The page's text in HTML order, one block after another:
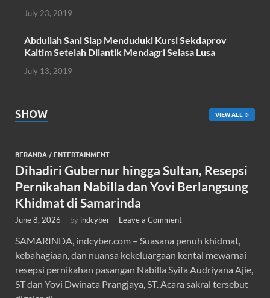
July 23, 2019
Abdullah Sani Siap Menduduki Kursi Sekdaprov
Kaltim Setelah Dilantik Mendagri Selasa Lusa
July 13, 2019
SHOW VIEW ALL
BERANDA / ENTERTAINMENT
Dihadiri Gubernur hingga Sultan, Resepsi
Pernikahan Nabilla dan Yovi Berlangsung
Khidmat di Samarinda
June 8, 2026 - by indcyber - Leave a Comment
SAMARINDA, indcyber.com – Suasana penuh khidmat,
kebahagiaan, dan nuansa kekeluargaan kental mewarnai
resepsi pernikahan pasangan Nabilla Syifa Audriyana Ajie,
ST dan Yovi Dwinata Prangjaya, ST. Acara sakral tersebut